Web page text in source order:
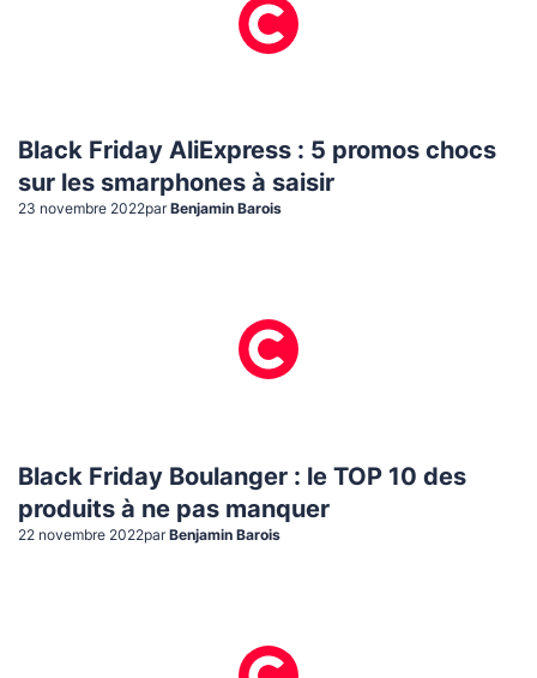
Black Friday AliExpress : 5 promos chocs
sur les smarphones à saisir
23 novembre 2022par Benjamin Barois
Black Friday Boulanger : le TOP 10 des
produits à ne pas manquer
22 novembre 2022par Benjamin Barois